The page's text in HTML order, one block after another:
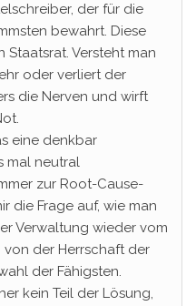
der für die
bewahrt. Diese
Versteht man
oder verliert der
die Nerven und wirft
eine denkbar
mal neutral
zur Root-Cause-
die Frage auf, wie man
Verwaltung wieder vom
der Herrschaft der
der Fähigsten.
kein Teil der Lösung,